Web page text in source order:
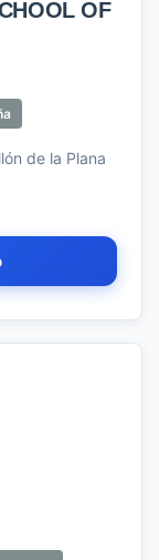
OF
de la Plana